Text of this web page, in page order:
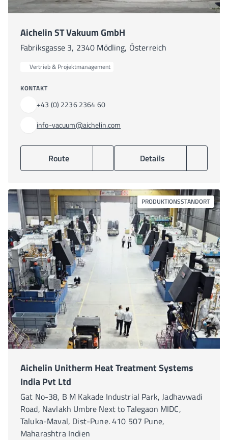
Aichelin ST Vakuum GmbH
Fabriksgasse 3, 2340 Mödling, Österreich
Vertrieb & Projektmanagement
KONTAKT
+43 (0) 2236 2364 60
info-vacuum@aichelin.com
Route Details
PRODUKTIONSSTANDORT
Aichelin Unitherm Heat Treatment Systems
India Pvt Ltd
Gat No-38, B M Kakade Industrial Park, Jadhavwadi
Road, Navlakh Umbre Next to Talegaon MIDC,
Taluka-Maval, Dist-Pune. 410 507 Pune,
Maharashtra Indien